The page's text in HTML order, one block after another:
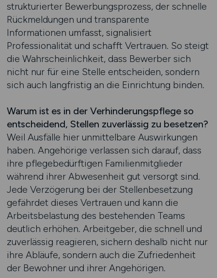
strukturierter Bewerbungsprozess, der schnelle
Rückmeldungen und transparente
Informationen umfasst, signalisiert
Professionalität und schafft Vertrauen. So steigt
die Wahrscheinlichkeit, dass Bewerber sich
nicht nur für eine Stelle entscheiden, sondern
sich auch langfristig an die Einrichtung binden.
Warum ist es in der Verhinderungspflege so
entscheidend, Stellen zuverlässig zu besetzen?
Weil Ausfälle hier unmittelbare Auswirkungen
haben. Angehörige verlassen sich darauf, dass
ihre pflegebedürftigen Familienmitglieder
während ihrer Abwesenheit gut versorgt sind.
Jede Verzögerung bei der Stellenbesetzung
gefährdet dieses Vertrauen und kann die
Arbeitsbelastung des bestehenden Teams
deutlich erhöhen. Arbeitgeber, die schnell und
zuverlässig reagieren, sichern deshalb nicht nur
ihre Abläufe, sondern auch die Zufriedenheit
der Bewohner und ihrer Angehörigen.